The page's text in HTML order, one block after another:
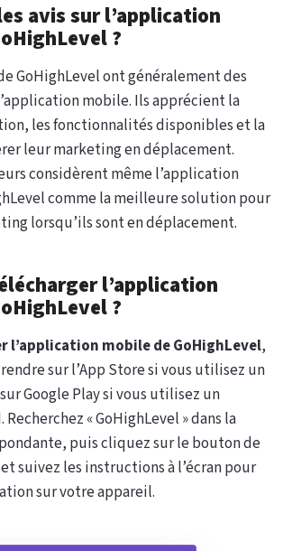
avis sur l’application
?
GoHighLevel ont généralement des
mobile. Ils apprécient la
les fonctionnalités disponibles et la
leur marketing en déplacement.
considèrent même l’application
comme la meilleure solution pour
lorsqu’ils sont en déplacement.
l’application
?
l’application mobile de GoHighLevel,
sur l’App Store si vous utilisez un
Google Play si vous utilisez un
« GoHighLevel » dans la
puis cliquez sur le bouton de
suivez les instructions à l’écran pour
sur votre appareil.